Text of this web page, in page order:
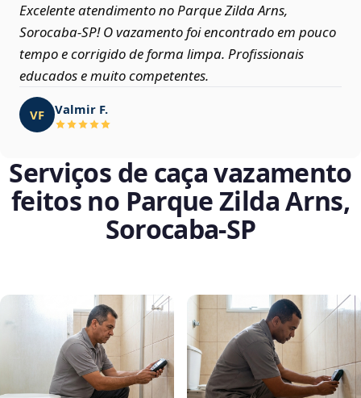
Excelente atendimento no Parque Zilda Arns,
Sorocaba‑SP! O vazamento foi encontrado em pouco
tempo e corrigido de forma limpa. Profissionais
educados e muito competentes.
VF Valmir F.
Serviços de caça vazamento
feitos no Parque Zilda Arns,
Sorocaba‑SP